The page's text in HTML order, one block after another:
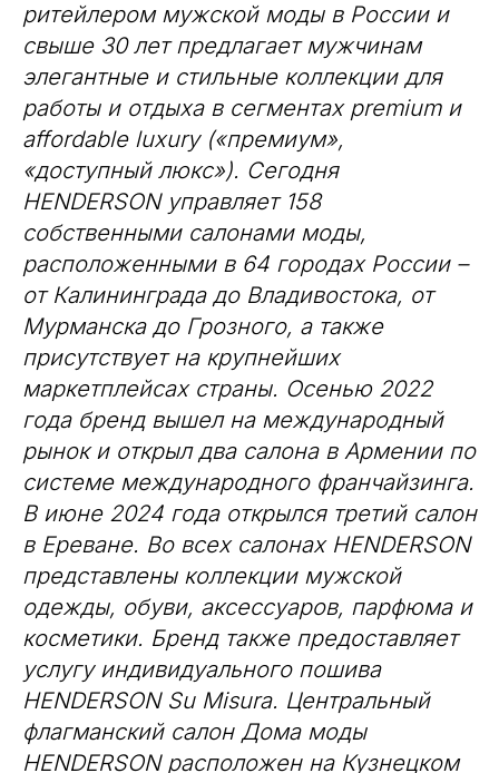
ритейлером мужской моды в России и
свыше 30 лет предлагает мужчинам
элегантные и стильные коллекции для
работы и отдыха в сегментах premium и
affordable luxury («премиум»,
«доступный люкс»). Сегодня
HENDERSON управляет 158
собственными салонами моды,
расположенными в 64 городах России –
от Калининграда до Владивостока, от
Мурманска до Грозного, а также
присутствует на крупнейших
маркетплейсах страны. Осенью 2022
года бренд вышел на международный
рынок и открыл два салона в Армении по
системе международного франчайзинга.
В июне 2024 года открылся третий салон
в Ереване. Во всех салонах HENDERSON
представлены коллекции мужской
одежды, обуви, аксессуаров, парфюма и
косметики. Бренд также предоставляет
услугу индивидуального пошива
HENDERSON Su Misura. Центральный
флагманский салон Дома моды
HENDERSON расположен на Кузнецком